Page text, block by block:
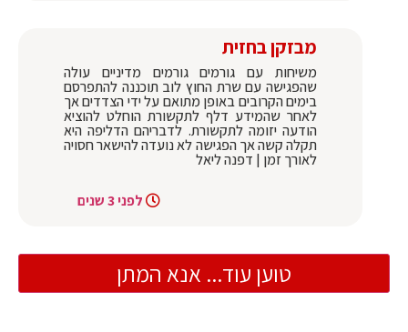
מבזקן בחזית
משיחות עם גורמים גורמים מדיניים עולה
שהפגישה עם שרת החוץ לוב תוכננה להתפרסם
בימים הקרובים באופן מתואם על ידי הצדדים אך
לאחר שהמידע דלף לתקשורת הוחלט להוציא
הודעה יזומה לתקשורת. לדבריהם הדליפה היא
תקלה קשה אך הפגישה לא נועדה להישאר חסויה
לאורך זמן | דפנה ליאל
לפני 3 שנים
טוען עוד... אנא המתן